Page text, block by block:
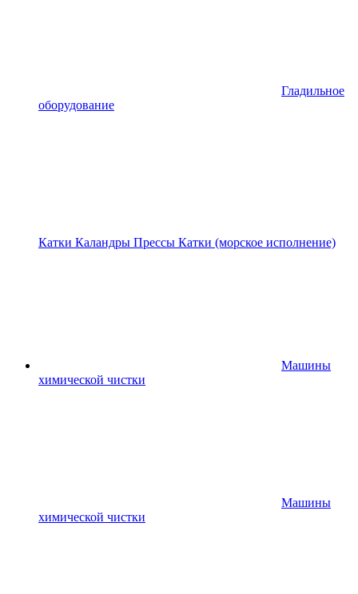
Гладильное
оборудование
Катки Каландры Прессы Катки (морское исполнение)
Машины
химической чистки
Машины
химической чистки